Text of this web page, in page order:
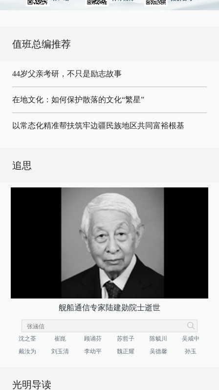
值班总编推荐
44岁父亲考研，不只是励志故事
在地文化：如何保护散落的文化“繁星”
以常态化精准帮扶筑牢边疆民族地区共同富裕根基
追思
舰船通信专家陆建勋院士逝世
沈之荃 崔崑 顾诵芬 苏哲子 陈毓川
吴咸中
戴汝为
刘玉清 李幼平 魏正耀 吴德馨 孙玉
光明导读